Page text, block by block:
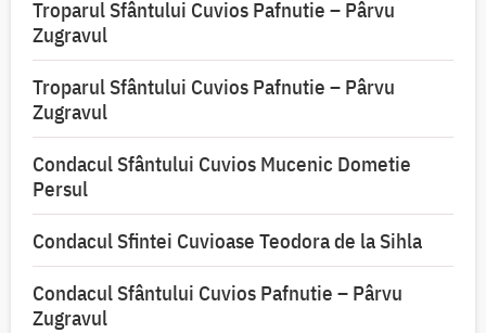
Troparul Sfântului Cuvios Pafnutie – Pârvu
Zugravul
Troparul Sfântului Cuvios Pafnutie – Pârvu
Zugravul
Condacul Sfântului Cuvios Mucenic Dometie
Persul
Condacul Sfintei Cuvioase Teodora de la Sihla
Condacul Sfântului Cuvios Pafnutie – Pârvu
Zugravul